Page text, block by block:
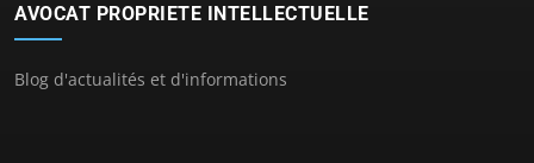
AVOCAT PROPRIETE INTELLECTUELLE
Blog d'actualités et d'informations